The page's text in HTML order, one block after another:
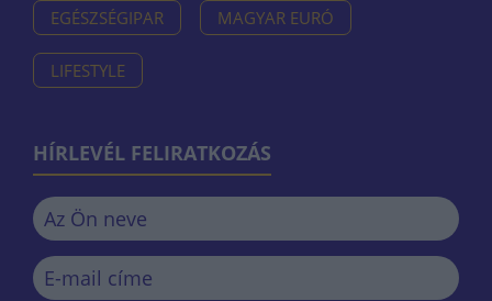
EGÉSZSÉGIPAR MAGYAR EURÓ
LIFESTYLE
HÍRLEVÉL FELIRATKOZÁS